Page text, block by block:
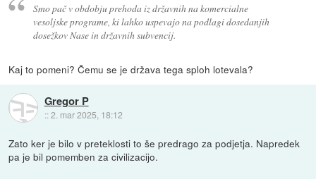
Smo pač v obdobju prehoda iz državnih na komercialne
vesoljske programe, ki lahko uspevajo na podlagi dosedanjih
dosežkov Nase in državnih subvencij.
Kaj to pomeni? Čemu se je država tega sploh lotevala?
Gregor P
::2. mar 2025, 18:12
Zato ker je bilo v preteklosti to še predrago za podjetja. Napredek
pa je bil pomemben za civilizacijo.